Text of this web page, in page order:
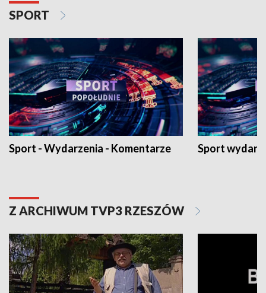
SPORT
Sport - Wydarzenia - Komentarze Sport
Z ARCHIWUM TVP3 RZESZÓW